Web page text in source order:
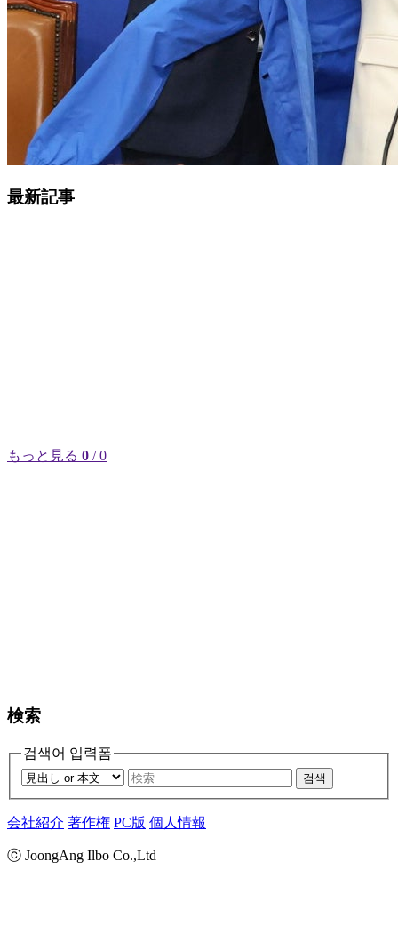
最新記事
もっと見る 0 / 0
検索
검색어 입력폼
검색
会社紹介 著作権 PC版 個人情報
ⓒ JoongAng Ilbo Co.,Ltd